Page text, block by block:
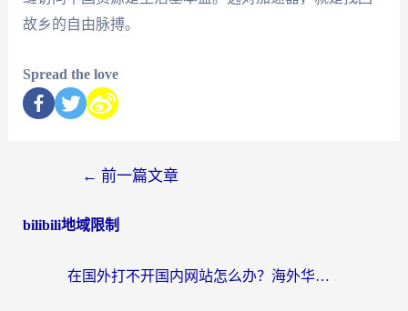
故乡的自由脉搏。
Spread the love
← 前一篇文章
bilibili地域限制
在国外打不开国内网站怎么办？海外华人亲测的回国加速器选择指南